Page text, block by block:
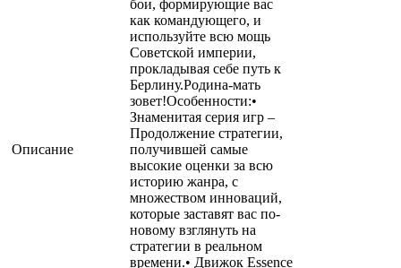
Описание
бои, формирующие вас
как командующего, и
используйте всю мощь
Советской империи,
прокладывая себе путь к
Берлину.Родина-мать
зовет!Особенности:•
Знаменитая серия игр –
Продолжение стратегии,
получившей самые
высокие оценки за всю
историю жанра, с
множеством инноваций,
которые заставят вас по-
новому взглянуть на
стратегии в реальном
времени.• Движок Essence